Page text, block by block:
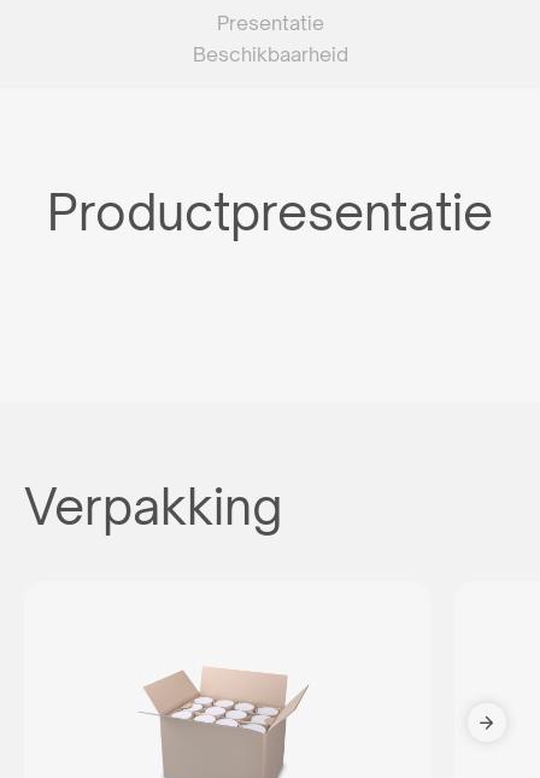
Presentatie
Beschikbaarheid
Productpresentatie
Verpakking